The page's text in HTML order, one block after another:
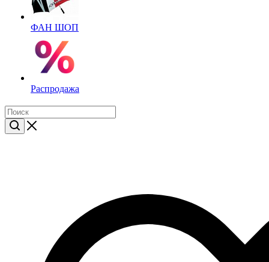
ФАН ШОП
Распродажа